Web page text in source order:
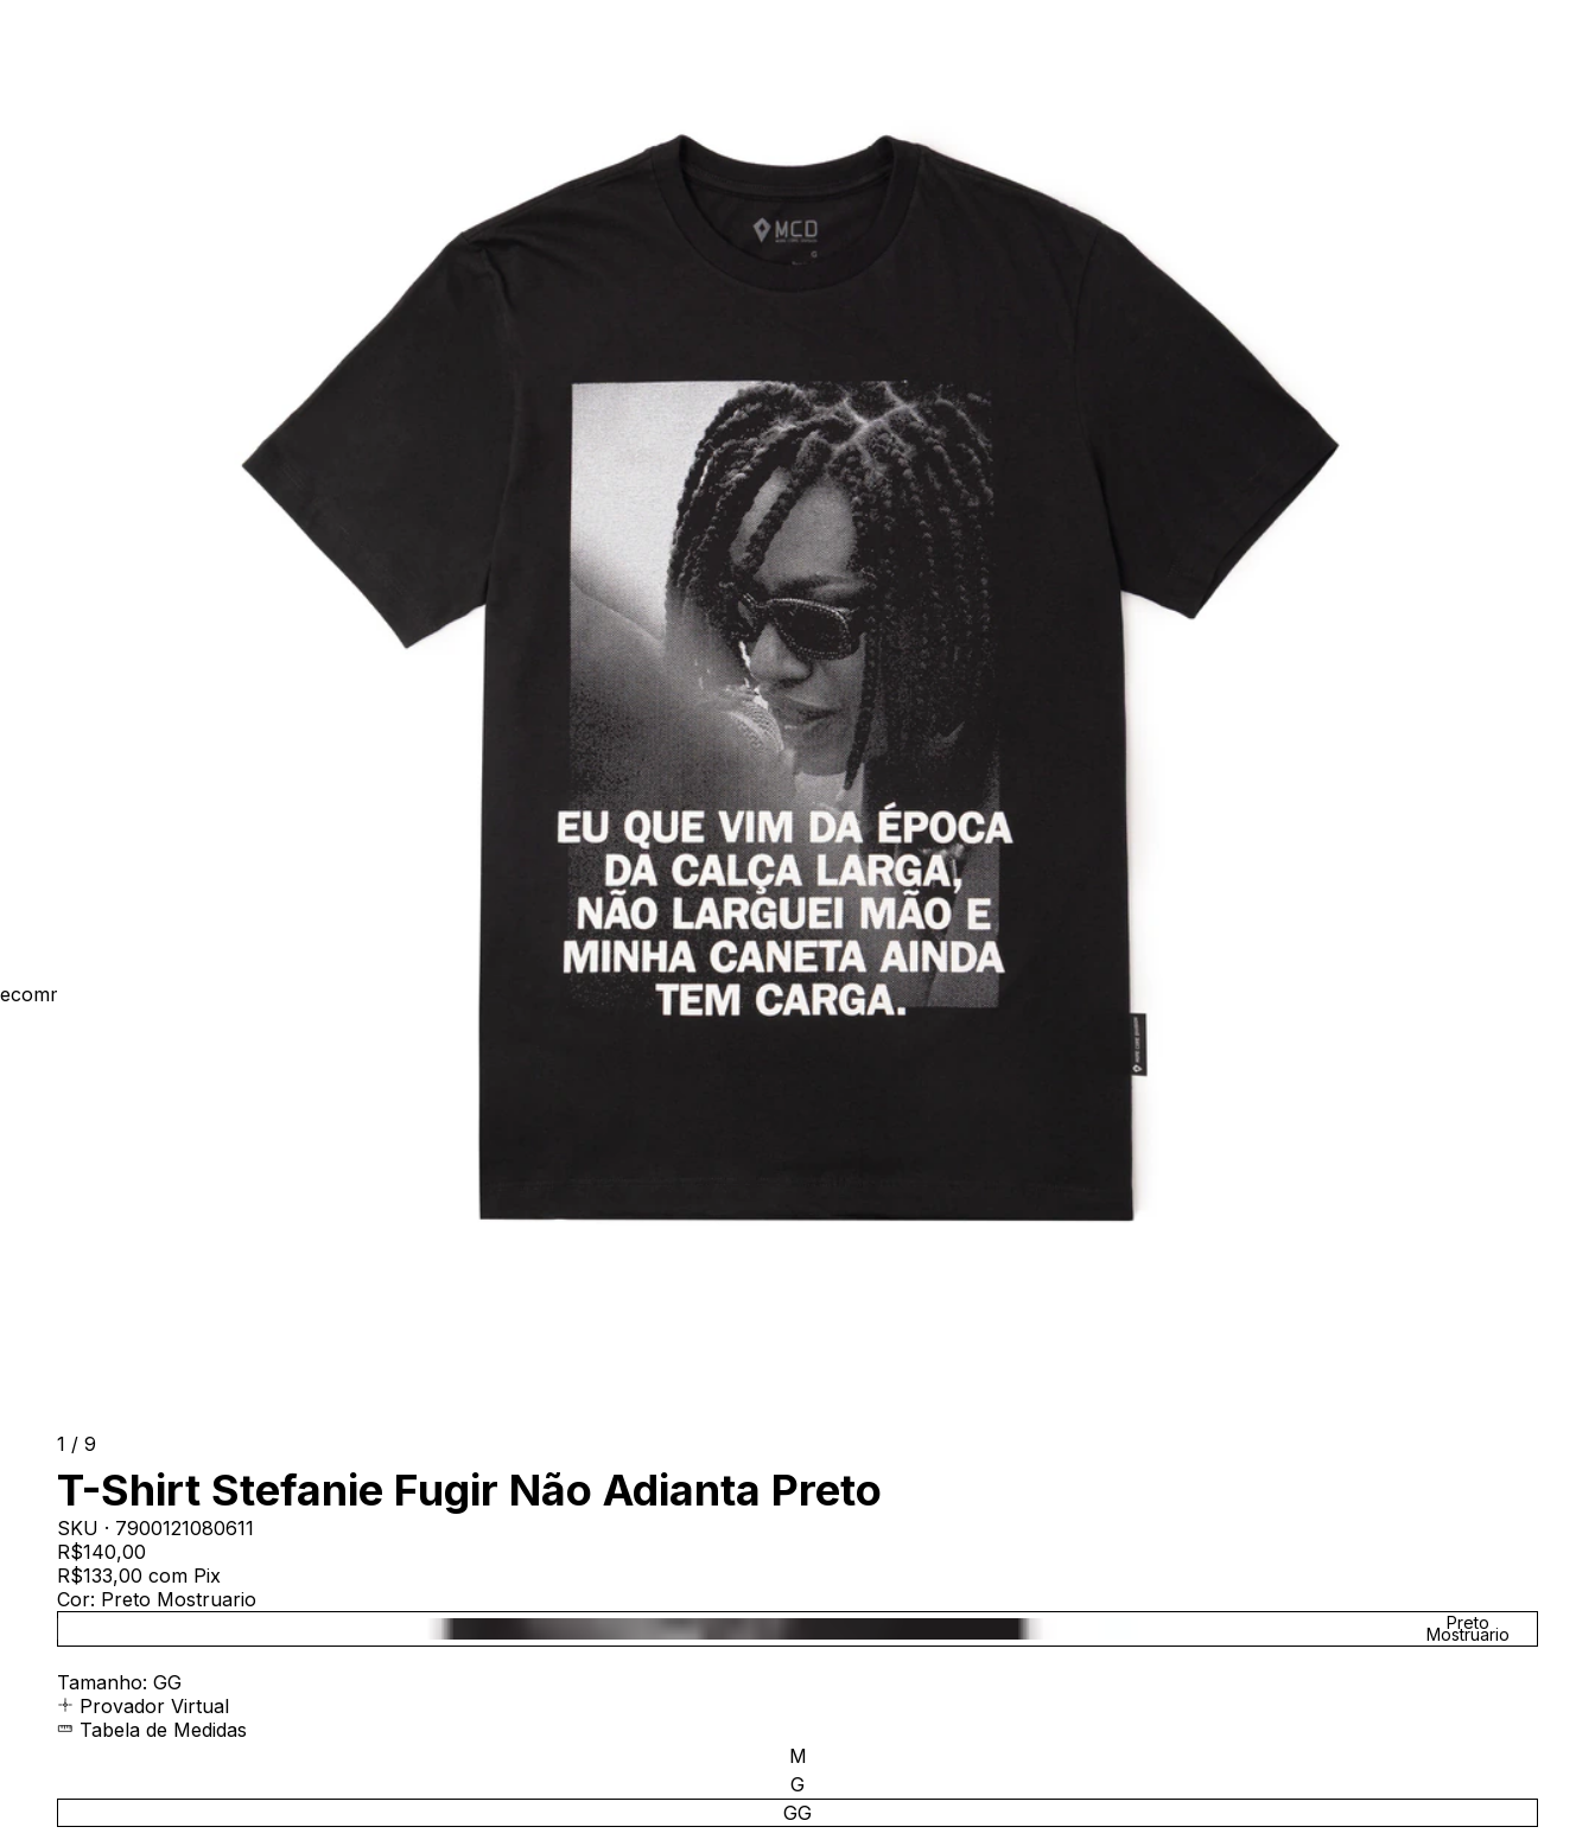
ecommerce@outsideco.com.br
1 / 9
T-Shirt Stefanie Fugir Não Adianta Preto
SKU · 7900121080611
R$140,00
R$133,00 com Pix
Cor: Preto Mostruario
Preto
Mostruario
Tamanho: GG
Provador Virtual
Tabela de Medidas
M
G
GG